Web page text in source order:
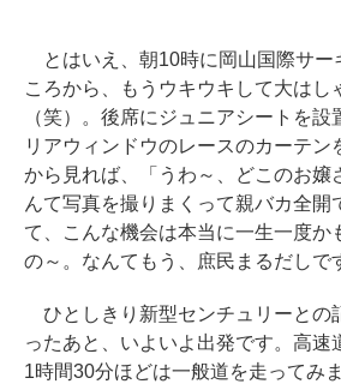
とはいえ、朝10時に岡山国際サー
ころから、もうウキウキして大はし
（笑）。後席にジュニアシートを設
リアウィンドウのレースのカーテン
から見れば、「うわ～、どこのお嬢
んて写真を撮りまくって親バカ全開
て、こんな機会は本当に一生一度か
の～。なんてもう、庶民まるだしで
ひとしきり新型センチュリーとの
ったあと、いよいよ出発です。高速
1時間30分ほどは一般道を走ってみま